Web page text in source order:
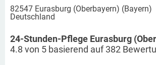
82547 Eurasburg (Oberbayern) (Bayern)
Deutschland
24-Stunden-Pflege Eurasburg
4.8 von 5 basierend auf382